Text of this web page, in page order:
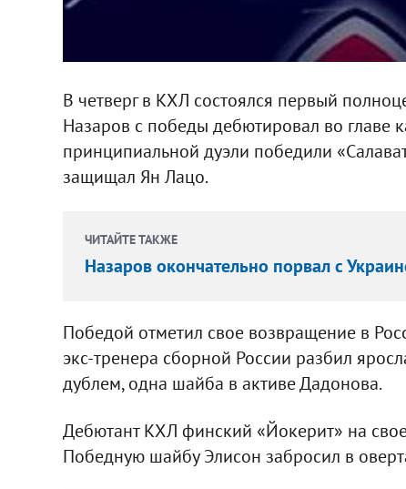
В четверг в КХЛ состоялся первый
Назаров с победы дебютировал во главе
принципиальной дуэли победили
защищал Ян Лацо.
ЧИТАЙТЕ ТАКЖЕ
Назаров окончательно порвал с
Победой отметил свое возвращение в
экс-тренера сборной России разбил
дублем, одна шайба в активе Дадонова.
Дебютант КХЛ финский «Йокерит» на
Победную шайбу Элисон забросил в